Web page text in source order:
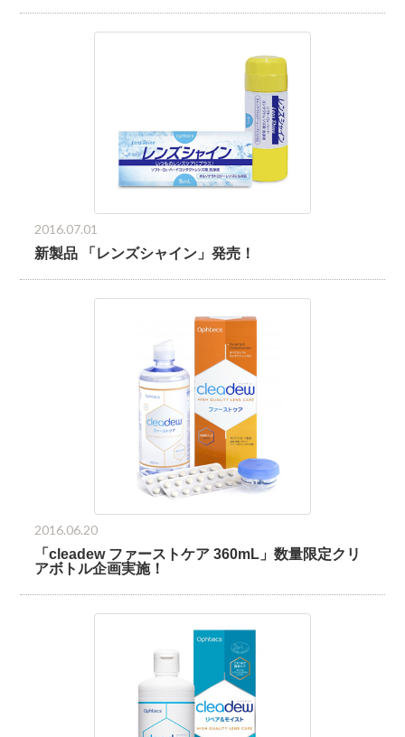
2016.07.01
新製品 「レンズシャイン」発売！
2016.06.20
「cleadew ファーストケア 360mL」数量限定クリ
アボトル企画実施！